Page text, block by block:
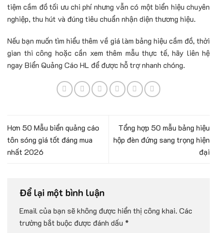
tiệm cầm đồ tối ưu chi phí nhưng vẫn có một biển hiệu chuyên
nghiệp, thu hút và đúng tiêu chuẩn nhận diện thương hiệu.
Nếu bạn muốn tìm hiểu thêm về giá làm bảng hiệu cầm đồ, thời
gian thi công hoặc cần xem thêm mẫu thực tế, hãy liên hệ
ngay Biển Quảng Cáo HL để được hỗ trợ nhanh chóng.
Hơn 50 Mẫu biển quảng cáo
tôn sóng giá tốt đáng mua
nhất 2026
Tổng hợp 50 mẫu bảng hiệu
hộp đèn đứng sang trọng hiện
đại
Để lại một bình luận
Email của bạn sẽ không được hiển thị công khai. Các
trường bắt buộc được đánh dấu *